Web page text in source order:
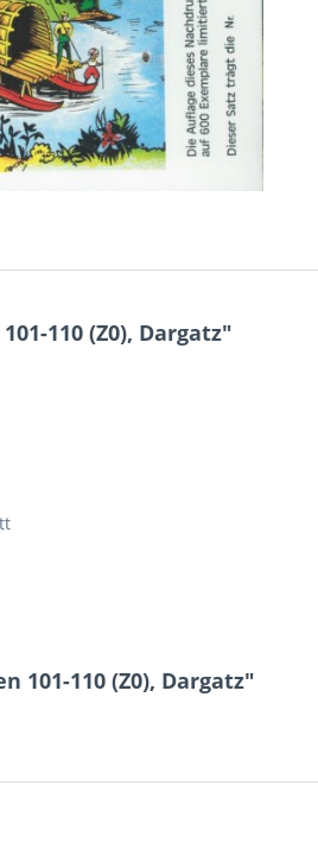
110 (Z0), Dargatz"
101-110 (Z0), Dargatz"